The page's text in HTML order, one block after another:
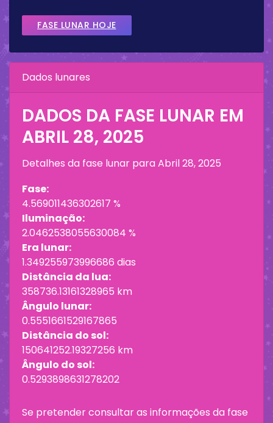
FASE LUNAR HOJE
Dados lunares
DADOS DA FASE LUNAR EM
ABRIL 28, 2025
Detalhes da fase lunar paraAbril 28, 2025
Fase:
4.569011436302617 %
Iluminação:
2.0462538055630084 %
Era lunar:
1.349255973996686 dias
Distância da lua:
358736.13161328965 km
Ângulo lunar:
0.5551661529167865
Distância do sol:
150641252.19327256 km
Ângulo do sol:
0.5293898631278202
Se pretender consultar as informações da fase